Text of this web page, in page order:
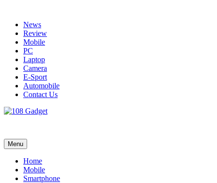
contentNews
Review
Mobile
PC
Laptop
Camera
E-Sport
Automobile
Contact Us
Menu
Home
Mobile
Smartphone